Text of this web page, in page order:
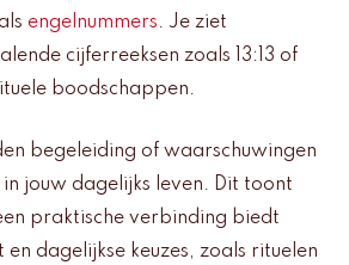
engelnummers. Je ziet
cijferreeksen zoals 13:13 of
boodschappen.
begeleiding of waarschuwingen
in jouw dagelijks leven. Dit toont
praktische verbinding biedt
dagelijkse keuzes, zoals rituelen